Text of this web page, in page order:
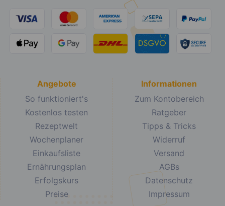
Angebote
So funktioniert's
Kostenlos testen
Rezeptwelt
Wochenplaner
Einkaufsliste
Ernährungsplan
Erfolgskurs
Preise
Informationen
Zum Kontobereich
Ratgeber
Tipps & Tricks
Widerruf
Versand
AGBs
Datenschutz
Impressum